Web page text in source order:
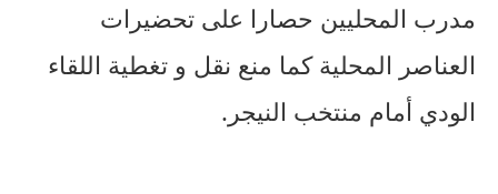
مدرب المحليين حصارا على تحضيرات
العناصر المحلية كما منع نقل و تغطية اللقاء
الودي أمام منتخب النيجر.